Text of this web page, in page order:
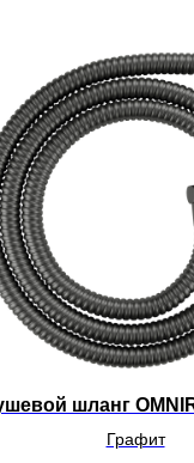
шланг
Графит